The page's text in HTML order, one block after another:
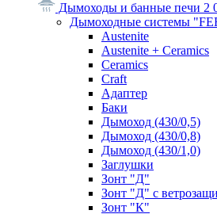
Дымоходы и банные печи 2
Дымоходные системы
Austenite
Austenite + Ceramics
Ceramics
Craft
Адаптер
Баки
Дымоход (430/0,5)
Дымоход (430/0,8)
Дымоход (430/1,0)
Заглушки
Зонт "Д"
Зонт "Д" с
Зонт "К"